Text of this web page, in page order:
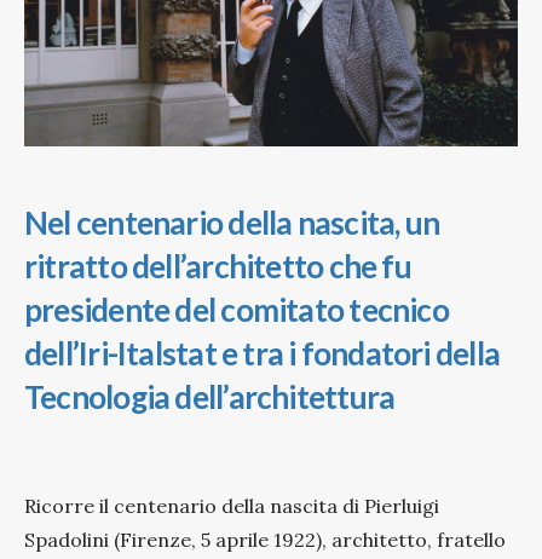
Nel centenario della nascita, un
ritratto dell’architetto che fu
presidente del comitato tecnico
dell’Iri-Italstat e tra i fondatori della
Tecnologia dell’architettura
Ricorre il centenario della nascita di Pierluigi
Spadolini (Firenze, 5 aprile 1922), architetto, fratello